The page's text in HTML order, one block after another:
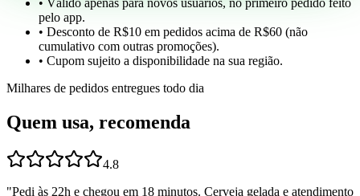
pelo app.
• Desconto de R$10 em pedidos acima de R$60 (não
cumulativo com outras promoções).
• Cupom sujeito a disponibilidade na sua região.
Milhares de pedidos entregues todo dia
Quem usa, recomenda
4.8
"Pedi às 22h e chegou em 18 minutos. Cerveja gelada e atendimento